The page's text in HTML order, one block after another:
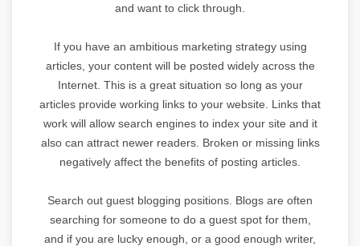
and want to click through.
If you have an ambitious marketing strategy using
articles, your content will be posted widely across the
Internet. This is a great situation so long as your
articles provide working links to your website. Links that
work will allow search engines to index your site and it
also can attract newer readers. Broken or missing links
negatively affect the benefits of posting articles.
Search out guest blogging positions. Blogs are often
searching for someone to do a guest spot for them,
and if you are lucky enough, or a good enough writer,